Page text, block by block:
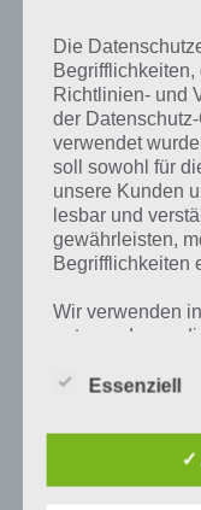
wurde die App
erfolgreichsten Spiele
und iTunes App Store.
Auf WhatsApp
Tweet auf
Die
Richtlinien- und
der
verwendet
soll sowohl für
unsere Kunden
lesbar und
gewährleisten,
Begrifflichkeiten
Wir verwenden
unter anderem
Essenziell
✓